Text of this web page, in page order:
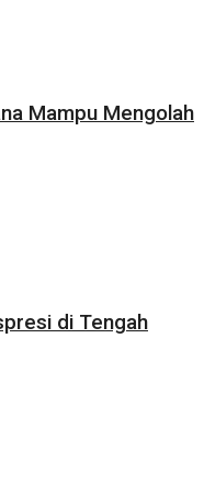
Mampu Mengolah
di Tengah